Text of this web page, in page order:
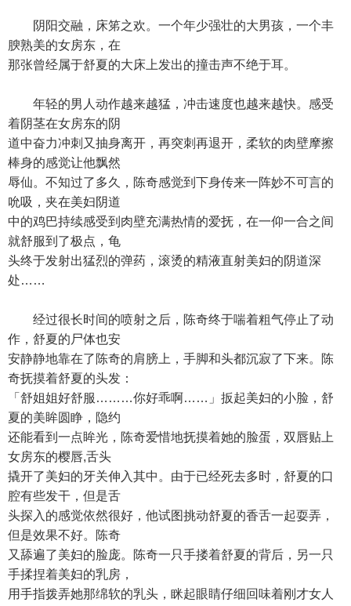
阴阳交融，床笫之欢。一个年少强壮的大男孩，一个丰
腴熟美的女房东，在
那张曾经属于舒夏的大床上发出的撞击声不绝于耳。
年轻的男人动作越来越猛，冲击速度也越来越快。感受
着阴茎在女房东的阴
道中奋力冲刺又抽身离开，再突刺再退开，柔软的肉壁摩擦
棒身的感觉让他飘然
辱仙。不知过了多久，陈奇感觉到下身传来一阵妙不可言的
吮吸，夹在美妇阴道
中的鸡巴持续感受到肉壁充满热情的爱抚，在一仰一合之间
就舒服到了极点，龟
头终于发射出猛烈的弹药，滚烫的精液直射美妇的阴道深
处……
经过很长时间的喷射之后，陈奇终于喘着粗气停止了动
作，舒夏的尸体也安
安静静地靠在了陈奇的肩膀上，手脚和头都沉寂了下来。陈
奇抚摸着舒夏的头发：
「舒姐姐好舒服………你好乖啊……」扳起美妇的小脸，舒
夏的美眸圆睁，隐约
还能看到一点眸光，陈奇爱惜地抚摸着她的脸蛋，双唇贴上
女房东的樱唇,舌头
撬开了美妇的牙关伸入其中。由于已经死去多时，舒夏的口
腔有些发干，但是舌
头探入的感觉依然很好，他试图挑动舒夏的香舌一起耍弄，
但是效果不好。陈奇
又舔遍了美妇的脸庞。陈奇一只手搂着舒夏的背后，另一只
手揉捏着美妇的乳房，
用手指拨弄她那绵软的乳头，眯起眼睛仔细回味着刚才女人